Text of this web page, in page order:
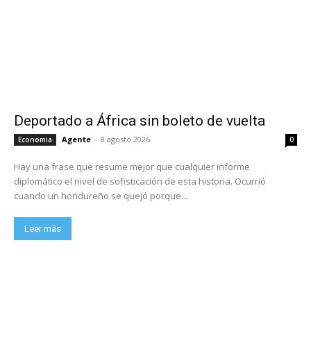
Deportado a África sin boleto de vuelta
Economia Agente - 8 agosto 2026 0
Hay una frase que resume mejor que cualquier informe
diplomático el nivel de sofisticación de esta historia. Ocurrió
cuando un hondureño se quejó porque...
Leer más